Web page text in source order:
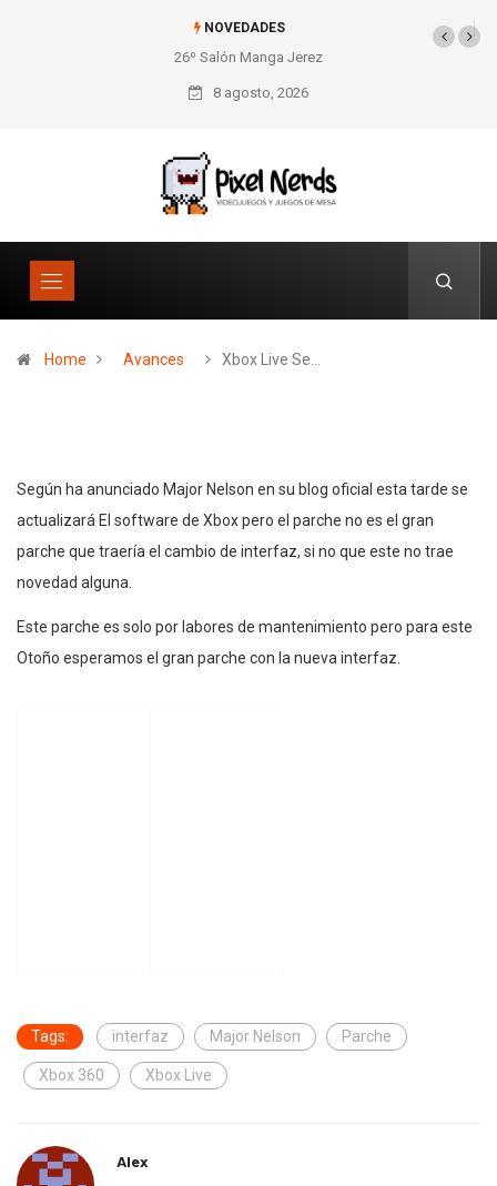
NOVEDADES
26º Salón Manga Jerez SNES Pixel Book para
los amantes de lo retro
8 agosto, 2026
Home Avances Xbox Live Se…
Según ha anunciado Major Nelson en su blog oficial esta tarde se
actualizará El software de Xbox pero el parche no es el gran
parche que traería el cambio de interfaz, si no que este no trae
novedad alguna.
Este parche es solo por labores de mantenimiento pero para este
Otoño esperamos el gran parche con la nueva interfaz.
Tags: interfaz Major Nelson Parche
Xbox 360 Xbox Live
Alex